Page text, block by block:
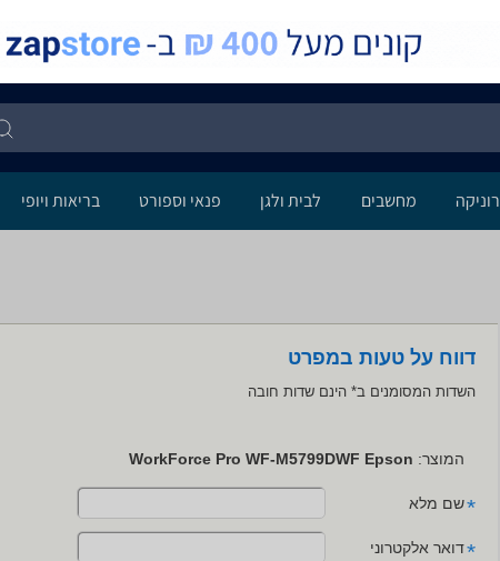
מחשבים לבית ולגן פנאי וספורט בריאות ויופי
דווח על טעות במפרט
השדות המסומנים ב* הינם שדות חובה
המוצר: WorkForce Pro WF-M5799DWF Epson
*שם מלא
*דואר אלקטרוני